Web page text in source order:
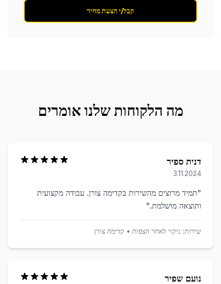
קבל/י הצעת מחיר
מה הלקוחות שלנו אומרים
דנית ספיר
3.11.2024
"תמיד מרוצים מהשירות בקדימה צורן. עבודה מקצועית
ותוצאה מושלמת."
שירות: ניקוי לאחר הצפות • קדימה צורן
נועם שפיר